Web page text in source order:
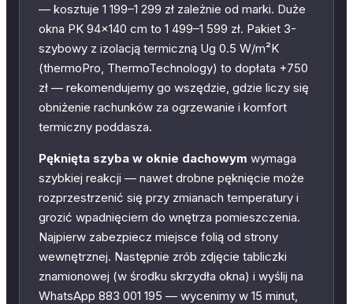
— kosztuje 1 199–1 299 zł zależnie od marki. Duże
okna PK 94×140 cm to 1 499–1 599 zł. Pakiet 3-
szybowy z izolacją termiczną Ug 0.5 W/m²K
(thermoPro, ThermoTechnology) to dopłata +750
zł — rekomendujemy go wszędzie, gdzie liczy się
obniżenie rachunków za ogrzewanie i komfort
termiczny poddasza.
Pęknięta szyba w oknie dachowym wymaga
szybkiej reakcji — nawet drobne pęknięcie może
rozprzestrzenić się przy zmianach temperatury i
grozić wpadnięciem do wnętrza pomieszczenia.
Najpierw zabezpiecz miejsce folią od strony
wewnętrznej. Następnie zrób zdjęcie tabliczki
znamionowej (w środku skrzydła okna) i wyślij na
WhatsApp 883 001 195 — wycenimy w 15 minut,